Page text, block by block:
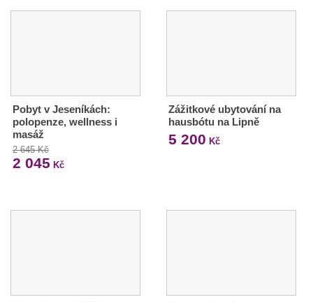
Pobyt v Jeseníkách:
polopenze, wellness i
masáž
2 645 Kč
2 045 Kč
Zážitkové ubytování na
hausbótu na Lipně
5 200 Kč